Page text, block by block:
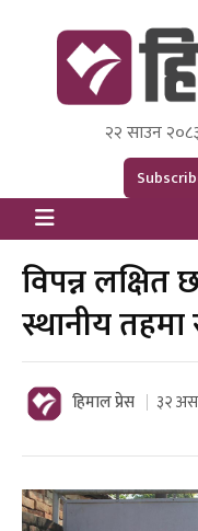
Himal Press
Dot NewsyNepal
२२ साउन
विपन्न लक्षित
स्थानीय
हिमाल प्रेस ३२